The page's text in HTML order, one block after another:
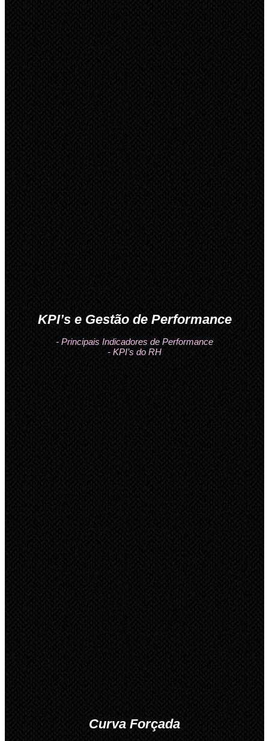
KPI’s e Gestão de Performance
- Principais Indicadores de Performance
- KPI’s do RH
Curva Forçada